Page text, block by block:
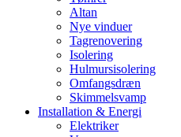
Altan
Nye vinduer
Tagrenovering
Isolering
Hulmursisolering
Omfangsdræn
Skimmelsvamp
Installation & Energi
Elektriker